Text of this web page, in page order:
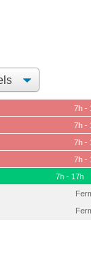
7h -
7h -
7h -
7h -
7h - 17h